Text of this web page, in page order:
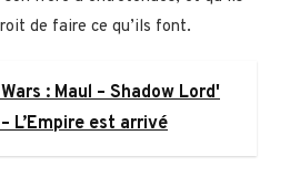
de faire ce qu’ils font.
: Maul – Shadow Lord'
L’Empire est arrivé